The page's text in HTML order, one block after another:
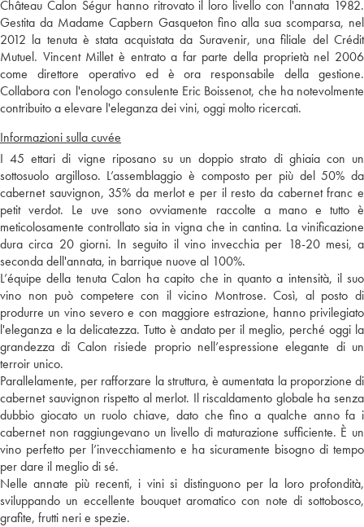
Château Calon Ségur hanno ritrovato il loro livello con l'annata 1982.
Gestita da Madame Capbern Gasqueton fino alla sua scomparsa, nel
2012 la tenuta è stata acquistata da Suravenir, una filiale del Crédit
Mutuel. Vincent Millet è entrato a far parte della proprietà nel 2006
come direttore operativo ed è ora responsabile della gestione.
Collabora con l'enologo consulente Eric Boissenot, che ha notevolmente
contribuito a elevare l'eleganza dei vini, oggi molto ricercati.
Informazioni sulla cuvée
I 45 ettari di vigne riposano su un doppio strato di ghiaia con un
sottosuolo argilloso. L’assemblaggio è composto per più del 50% da
cabernet sauvignon, 35% da merlot e per il resto da cabernet franc e
petit verdot. Le uve sono ovviamente raccolte a mano e tutto è
meticolosamente controllato sia in vigna che in cantina. La vinificazione
dura circa 20 giorni. In seguito il vino invecchia per 18-20 mesi, a
seconda dell'annata, in barrique nuove al 100%.
L’équipe della tenuta Calon ha capito che in quanto a intensità, il suo
vino non può competere con il vicino Montrose. Così, al posto di
produrre un vino severo e con maggiore estrazione, hanno privilegiato
l'eleganza e la delicatezza. Tutto è andato per il meglio, perché oggi la
grandezza di Calon risiede proprio nell’espressione elegante di un
terroir unico.
Parallelamente, per rafforzare la struttura, è aumentata la proporzione di
cabernet sauvignon rispetto al merlot. Il riscaldamento globale ha senza
dubbio giocato un ruolo chiave, dato che fino a qualche anno fa i
cabernet non raggiungevano un livello di maturazione sufficiente. È un
vino perfetto per l’invecchiamento e ha sicuramente bisogno di tempo
per dare il meglio di sé.
Nelle annate più recenti, i vini si distinguono per la loro profondità,
sviluppando un eccellente bouquet aromatico con note di sottobosco,
grafite, frutti neri e spezie.